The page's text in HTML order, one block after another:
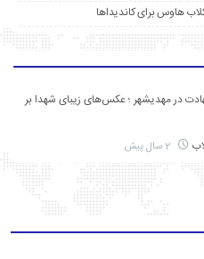
در مهدیشهر ؛ عکس‌های زیبای شهدا بر